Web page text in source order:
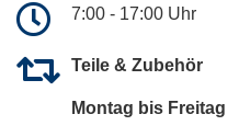
7:00 - 17:00 Uhr
Teile & Zubehör
Montag bis Freitag